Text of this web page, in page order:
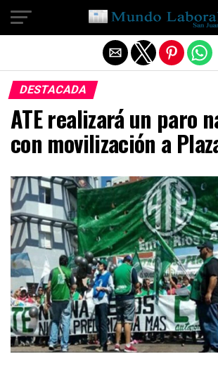
DESTACADA
ATE realizará un paro
con movilización a
Salir de la versión